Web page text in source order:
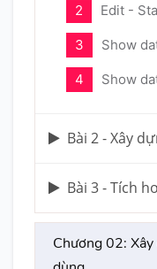
2 Edit -
3 Show
4 Show
Bài 2 - Xây
Bài 3 - Tích
Chương 02: